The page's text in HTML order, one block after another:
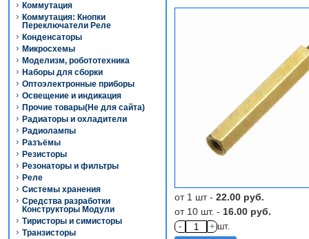
Коммутация
Коммутация: Кнопки
Переключатели Реле
Конденсаторы
Микросхемы
Моделизм, робототехника
Наборы для сборки
Оптоэлектронные приборы
Освещение и индикация
Прочие товары(Не для сайта)
Радиаторы и охладители
Радиолампы
Разъёмы
Резисторы
Резонаторы и фильтры
Реле
Системы хранения
Средства разработки
Конструкторы Модули
Тиристоры и симисторы
Транзисторы
от 1 шт - 22.00 руб.
от 10 шт. - 16.00 руб.
- + шт.